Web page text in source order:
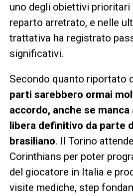
uno degli obiettivi
reparto arretrato, e nelle
trattativa ha registrato
significativi.
Secondo quanto riportato
parti sarebbero ormai
accordo, anche se manca
libera definitivo da parte
brasiliano. Il Torino
Corinthians per poter
del giocatore in Italia e
visite mediche, step